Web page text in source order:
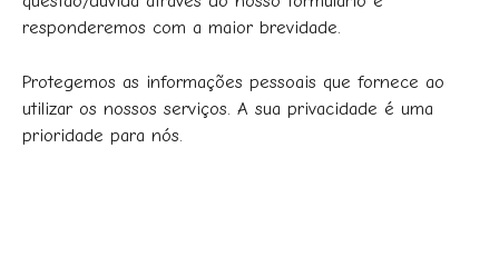
responderemos com a maior brevidade.
Protegemos as informações pessoais que fornece ao
utilizar os nossos serviços. A sua privacidade é uma
prioridade para nós.